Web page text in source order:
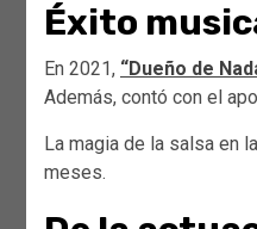
Éxito
En 2021, “Dueño de
Además, contó con el
La magia de la salsa en
meses.